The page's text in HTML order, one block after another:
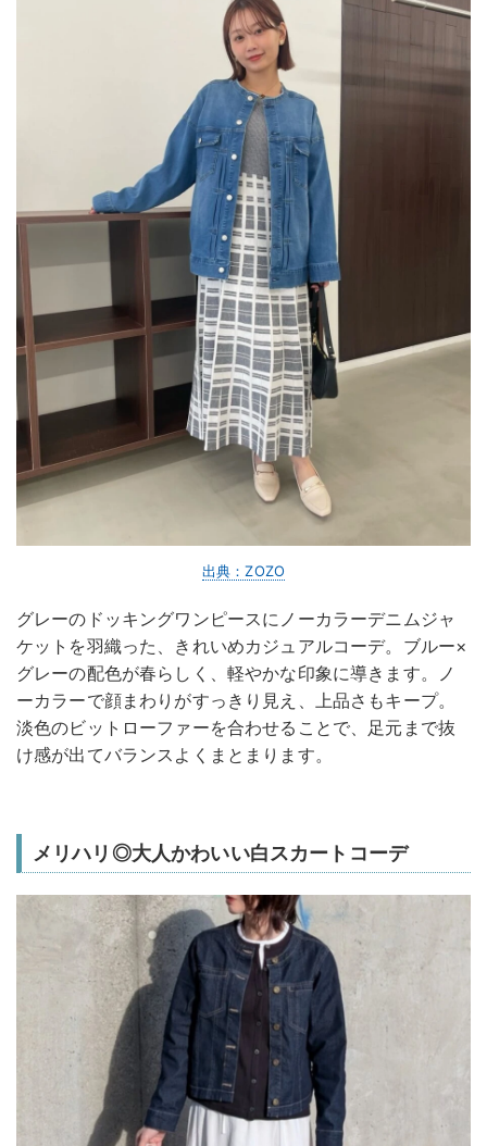
出典：ZOZO
グレーのドッキングワンピースにノーカラーデニムジャ
ケットを羽織った、きれいめカジュアルコーデ。ブルー×
グレーの配色が春らしく、軽やかな印象に導きます。ノ
ーカラーで顔まわりがすっきり見え、上品さもキープ。
淡色のビットローファーを合わせることで、足元まで抜
け感が出てバランスよくまとまります。
メリハリ◎大人かわいい白スカートコーデ